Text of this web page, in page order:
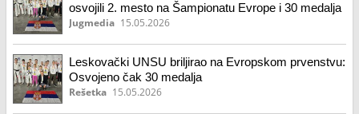
osvojili 2. mesto na Šampionatu Evrope i 30 medalja
Jugmedia 15.05.2026
Leskovački UNSU briljirao na Evropskom prvenstvu:
Osvojeno čak 30 medalja
Rešetka 15.05.2026